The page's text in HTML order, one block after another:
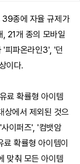
종에 자율 규제가
21개 종의 모바일
'피파온라인3', '던
이다.
료 확률형 아이템
상에서 제외된 것으
이퍼즈', '컴뱃암
료 확률형 아이템이
맞춰 모든 아이템